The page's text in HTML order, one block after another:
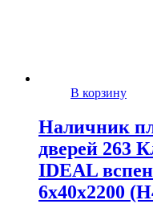
В корзину
Наличник
дверей 263
IDEAL
6х40х2200